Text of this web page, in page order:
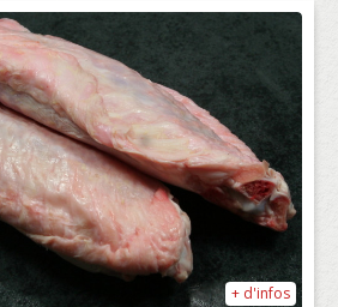
+ d'infos